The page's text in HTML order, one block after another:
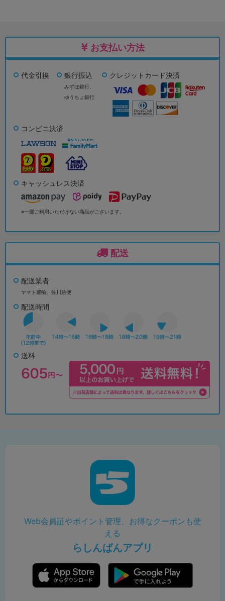
お支払い方法
代金引換 銀行振込
みずほ銀行、
ゆうちょ銀行
クレジットカード決済
コンビニ決済
キャッシュレス決済
※一部ご利用いただけない商品がございます。
配送
配送業者
ヤマト運輸、佐川急便
配送時間
送料
Web会員証やポイント管理、お得なクーポンも使
える
らしんばんアプリ